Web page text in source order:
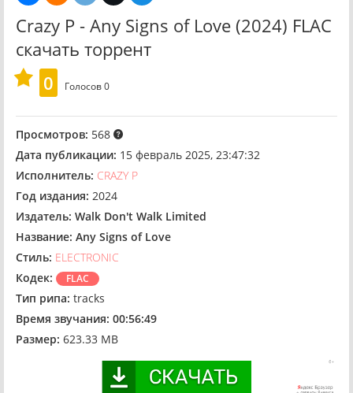
Crazy P - Any Signs of Love (2024) FLAC
скачать торрент
0
Голосов0
Просмотров: 568
Дата публикации: 15 февраль 2025, 23:47:32
Исполнитель: CRAZY P
Год издания: 2024
Издатель: Walk Don't Walk Limited
Название: Any Signs of Love
Стиль: ELECTRONIC
Кодек:
FLAC
Тип рипа: tracks
Время звучания: 00:56:49
Размер: 623.33 MB